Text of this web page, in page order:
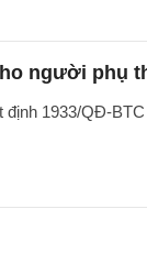
người phụ
định 1933/QĐ-